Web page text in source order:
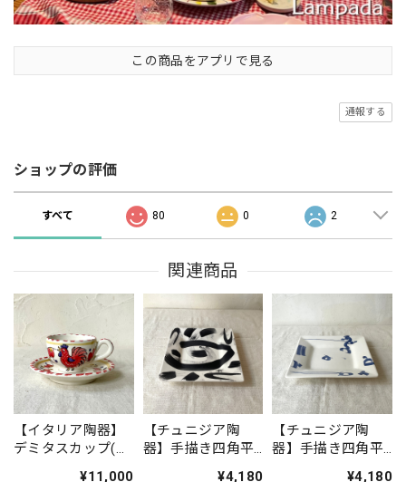
この商品をアプリで見る
通報する
ショップの評価
すべて 80 0 2
関連商品
【イタリア陶器】
デミタスカップ(ニ
¥11,000
【チュニジア陶
器】手描き四角平
¥4,180
【チュニジア陶
器】手描き四角平
¥4,180